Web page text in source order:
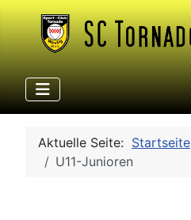
Aktuelle Seite: Startseite
U11-Junioren